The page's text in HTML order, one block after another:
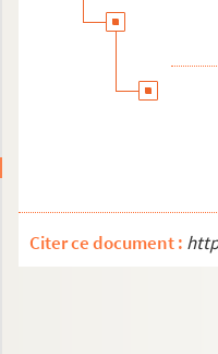
et Marie
et Marie
et Marie
et Marie
et Marie
et Marie
et Marie
et Marie
et Marie
et Marie
Citer ce document :